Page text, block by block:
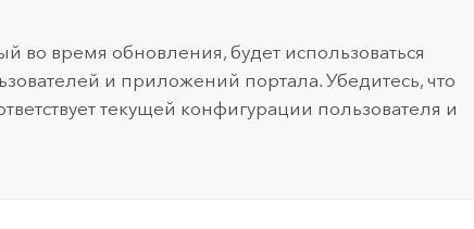
во время обновления, будет использоваться
и приложений портала. Убедитесь, что
текущей конфигурации пользователя и